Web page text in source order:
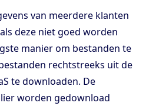
van meerdere klanten
deze niet goed worden
manier om bestanden te
rechtstreeks uit de
te downloaden. De
worden gedownload